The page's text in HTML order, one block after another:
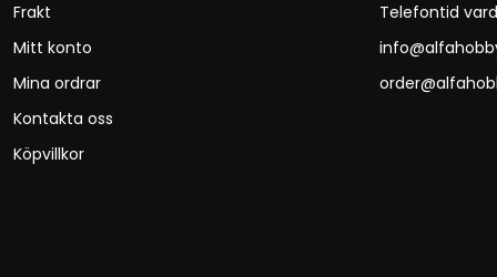
Frakt
Mitt konto
Mina ordrar
Kontakta oss
Köpvillkor
Telefontid